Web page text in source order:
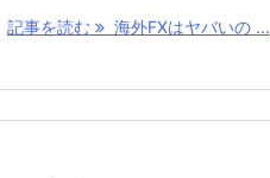
記事を読む 海外FXはヤバいの ...